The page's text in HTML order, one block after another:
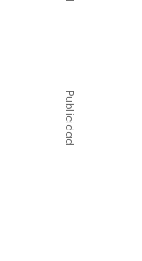
Publicidad